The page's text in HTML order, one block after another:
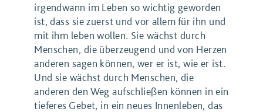
irgendwann im Leben so wichtig geworden
ist, dass sie zuerst und vor allem für ihn und
mit ihm leben wollen. Sie wächst durch
Menschen, die überzeugend und von Herzen
anderen sagen können, wer er ist, wie er ist.
Und sie wächst durch Menschen, die
anderen den Weg aufschließen können in ein
tieferes Gebet, in ein neues Innenleben, das